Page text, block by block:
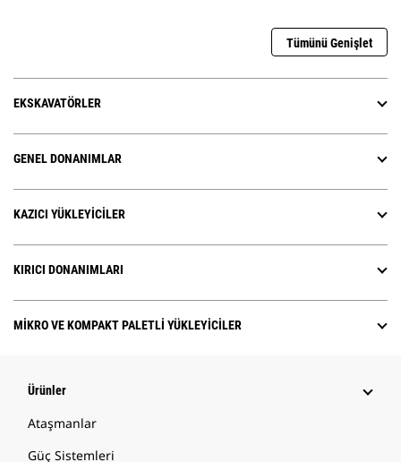
Tümünü Genişlet
EKSKAVATÖRLER
GENEL DONANIMLAR
KAZICI YÜKLEYICILER
KIRICI DONANIMLARI
MIKRO VE KOMPAKT PALETLI YÜKLEYICILER
Ürünler
Ataşmanlar
Güç Sistemleri